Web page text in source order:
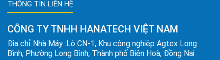
THÔNG TIN LIÊN HỆ
CÔNG TY TNHH HANATECH VIỆT NAM
Địa chỉ Nhà Máy :Lô CN-1, Khu công nghiệp Agtex Long
Bình, Phường Long Bình, Thành phố Biên Hoà, Đồng Nai